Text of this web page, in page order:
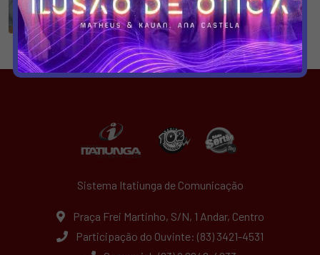
Sistema Itatiunga de Comunicação
Praça Frei Martinho, S/N, 1 Andar, Centro
Participação do Ouvinte: (83) 3421-4531